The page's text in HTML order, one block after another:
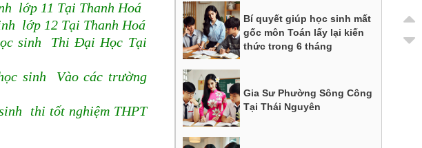
lớp 11 Tại Thanh Hoá
lớp 12 Tại Thanh Hoá
sinh Thi Đại Học Tại
sinh Vào các trường
thi tốt nghiệm THPT
Bí quyết giúp học sinh mất
gốc môn Toán lấy lại kiến
thức trong 6 tháng
Gia Sư Phường Sông Công
Tại Thái Nguyên